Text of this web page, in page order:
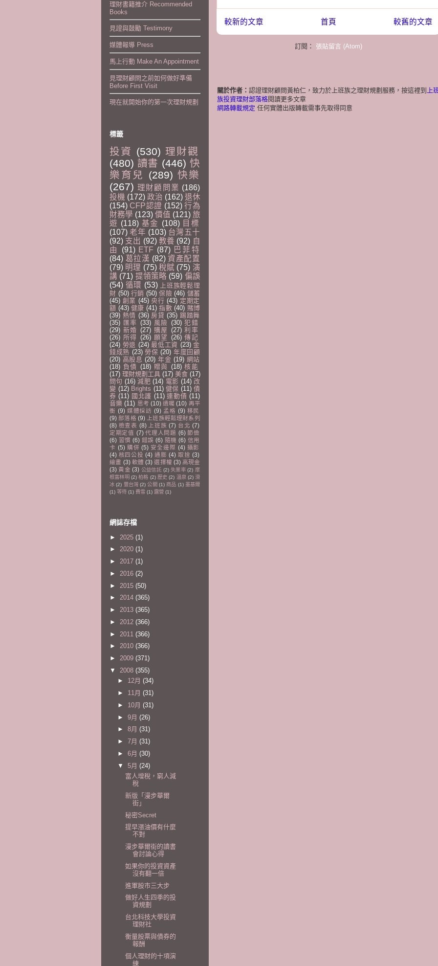
較新的文章 較舊的文章
首頁
訂閱： 張貼留言 (Atom)
關於作者： 認證理財顧問黃柏仁，致力於上班族之理財規劃服務，按這裡到 上
族投資理財部落格閱讀更多文章
網路轉載規定 任何實體出版轉載需事先取得同意
理財書籍推介 Recommended
Books
見證與鼓勵 Testimony
媒體報導 Press
馬上行動 Make An Appointment
見理財顧問之前如何做好準備
Before First Visit
現在就開始你的第一次理財規劃
標籤
投資 (530) 理財觀
(480) 讀書 (446) 快
樂育兒
(289) 快樂
(267) 理財顧問業 (186)
投機 (172) 政治 (162) 退休
(154) CFP認證 (152) 行為
財務學 (123) 價值 (121) 旅
遊 (118) 基金 (108) 目標
(107) 老年 (103) 台灣五十
(92) 支出 (92) 教養 (92) 自
由
(91) ETF (87) 巴菲特
(84) 葛拉漢 (82) 資產配置
(79) 明理 (75) 稅賦 (75) 演
講 (71) 提領策略 (59) 偏誤
(54) 循環 (53)
上班族輕鬆理
財 (50) 行銷 (50) 保險 (46) 儲蓄
(45) 創業 (45) 央行 (43) 定期定
額 (43) 健康 (41) 指數 (40) 賭博
(39) 熱情 (36) 房貸 (35) 踢踏舞
(35) 匯率 (33) 風險 (30) 犯錯
(29) 新婚 (27) 購屋 (27) 利率
(26) 所得 (26) 願望 (26) 傳記
(24) 勞退 (24) 最低工資 (23) 金
錢成熟 (23) 勞保 (20) 年度回顧
(20) 高股息 (20) 年金 (19) 網站
(18) 負債 (18) 贈與 (18) 核能
(17) 理財規劃工具 (17) 美食 (17)
問句 (16) 減肥 (14) 電影 (14) 改
變 (12) Brights (11) 健保 (11) 債
券 (11) 國北護 (11) 連動債 (11)
音樂 (11) 思考 (10) 遺囑 (10) 再平
衡 (9) 媒體採訪 (9) 孟格 (9) 移民
(9) 部落格 (9)
上班族輕鬆理財系列
(8) 檢查表 (8) 上班族 (7) 台北 (7)
定期定值 (7) 代理人問題 (6) 節儉
(6) 習慣 (6) 錯誤 (6) 隨機 (6) 信用
卡 (5) 購併 (5) 安全邊際 (4) 攝影
(4) 核四公投 (4) 通膨 (4) 取捨 (3)
繪畫 (3) 軟體 (3) 選擇權 (3) 高現金
(3) 黃金 (3) 公益信託 (2) 失業率 (2) 摩
根富林明 (2) 柏格 (2) 歷史 (2) 溫泉 (2) 滑
冰 (2) 豐台灣 (2) 公關 (1) 商品 (1) 墨基爾
(1) 等待 (1) 費雪 (1) 露營 (1)
網誌存檔
► 2025 (1)
► 2020 (1)
► 2017 (1)
► 2016 (2)
► 2015 (50)
► 2014 (365)
► 2013 (365)
► 2012 (366)
► 2011 (366)
► 2010 (366)
► 2009 (371)
▼ 2008 (355)
► 12月 (34)
► 11月 (31)
► 10月 (31)
► 9月 (26)
► 8月 (31)
► 7月 (31)
► 6月 (30)
▼ 5月 (24)
富人增稅，窮人減
稅
新版「漫步華爾
街」
秘密Secret
提早漲油價有什麼
不對
漫步華爾街的讀書
會討論心得
如果你的投資資產
沒有翻一倍
進軍股市三大步
做好人生四季的投
資規劃
台北科技大學投資
理財社
衡量股票與債券的
報酬
個人理財的十項演
練